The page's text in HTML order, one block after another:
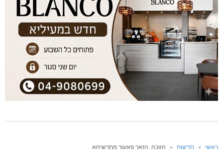
ראשי » חדשות » הזוכה: הזאר פאעור מתרשיחא